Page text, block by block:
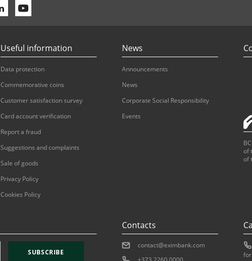
Useful information
Data protection
Commemorative coins
Customer satisfaction survey
Card account verification
Report a fraud
Suggestions and complaints
Sale of goods
Privacy Policy
Cookies Policy
News
Announcements
News
Corporate Social Responsibility
Events
of
of
SUBSCRIBE
Contacts
contact@eximbank.com